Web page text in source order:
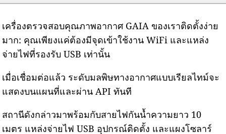
เครื่องตรวจสอบคุณภาพอากาศ GAIA ของเราติดตั้งง่าย
มาก: คุณเพียงแค่ต้องมีจุดเข้าใช้งาน WiFi และแหล่ง
จ่ายไฟที่รองรับ USB เท่านั้น
เมื่อเชื่อมต่อแล้ว ระดับมลพิษทางอากาศแบบเรียลไทม์จะ
แสดงบนแผนที่และผ่าน API ทันที
สถานีดังกล่าวมาพร้อมกับสายไฟกันน้ำความยาว 10
เมตร แหล่งจ่ายไฟ USB อุปกรณ์ติดตั้ง และแผงโซลาร์